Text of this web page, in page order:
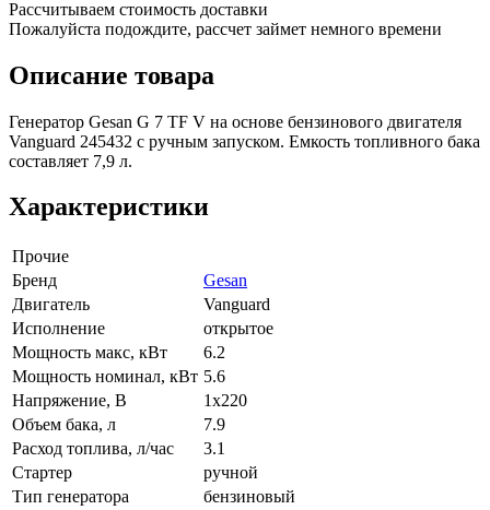
Рассчитываем стоимость доставки
Пожалуйста подождите, рассчет займет немного времени
Описание товара
Генератор Gesan G 7 TF V на основе бензинового двигателя
Vanguard 245432 с ручным запуском. Емкость топливного бака
составляет 7,9 л.
Характеристики
Прочие
Бренд
Gesan
Двигатель
Vanguard
Исполнение
открытое
Мощность макс, кВт
6.2
Мощность номинал, кВт 5.6
Напряжение, В
1x220
Объем бака, л
7.9
Расход топлива, л/час
3.1
Стартер
ручной
Тип генератора
бензиновый